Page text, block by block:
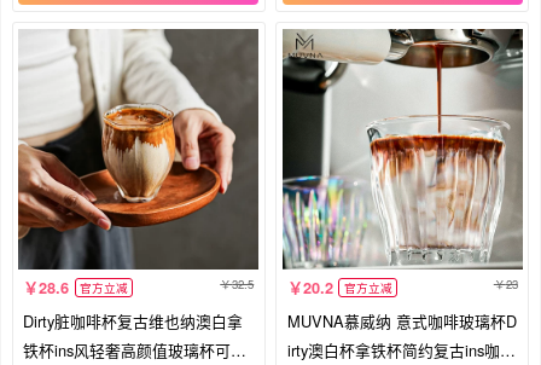
28.6 官方立减 32.5
Dirty脏咖啡杯复古维也纳澳白拿
铁杯ins风轻奢高颜值玻璃杯可冷
20.2 官方立减 23
MUVNA慕威纳 意式咖啡玻璃杯D
irty澳白杯拿铁杯简约复古ins咖啡